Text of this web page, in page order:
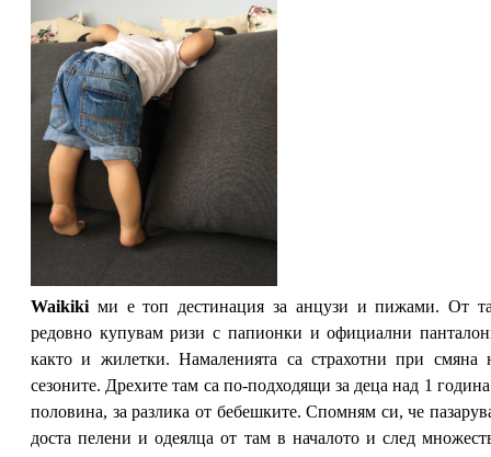
Waikiki ми е топ дестинация за анцузи и пижами. От
редовно купувам ризи с папионки и официални
както и жилетки. Намаленията са страхотни при смяна
сезоните. Дрехите там са по-подходящи за деца над 1
половина, за разлика от бебешките. Спомням си, че
доста пелени и одеялца от там в началото и след